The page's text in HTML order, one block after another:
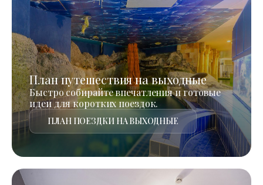
План путешествия на выходные
Быстро собирайте впечатления и готовые
идеи для коротких поездок.
ПЛАН ПОЕЗДКИ НА ВЫХОДНЫЕ